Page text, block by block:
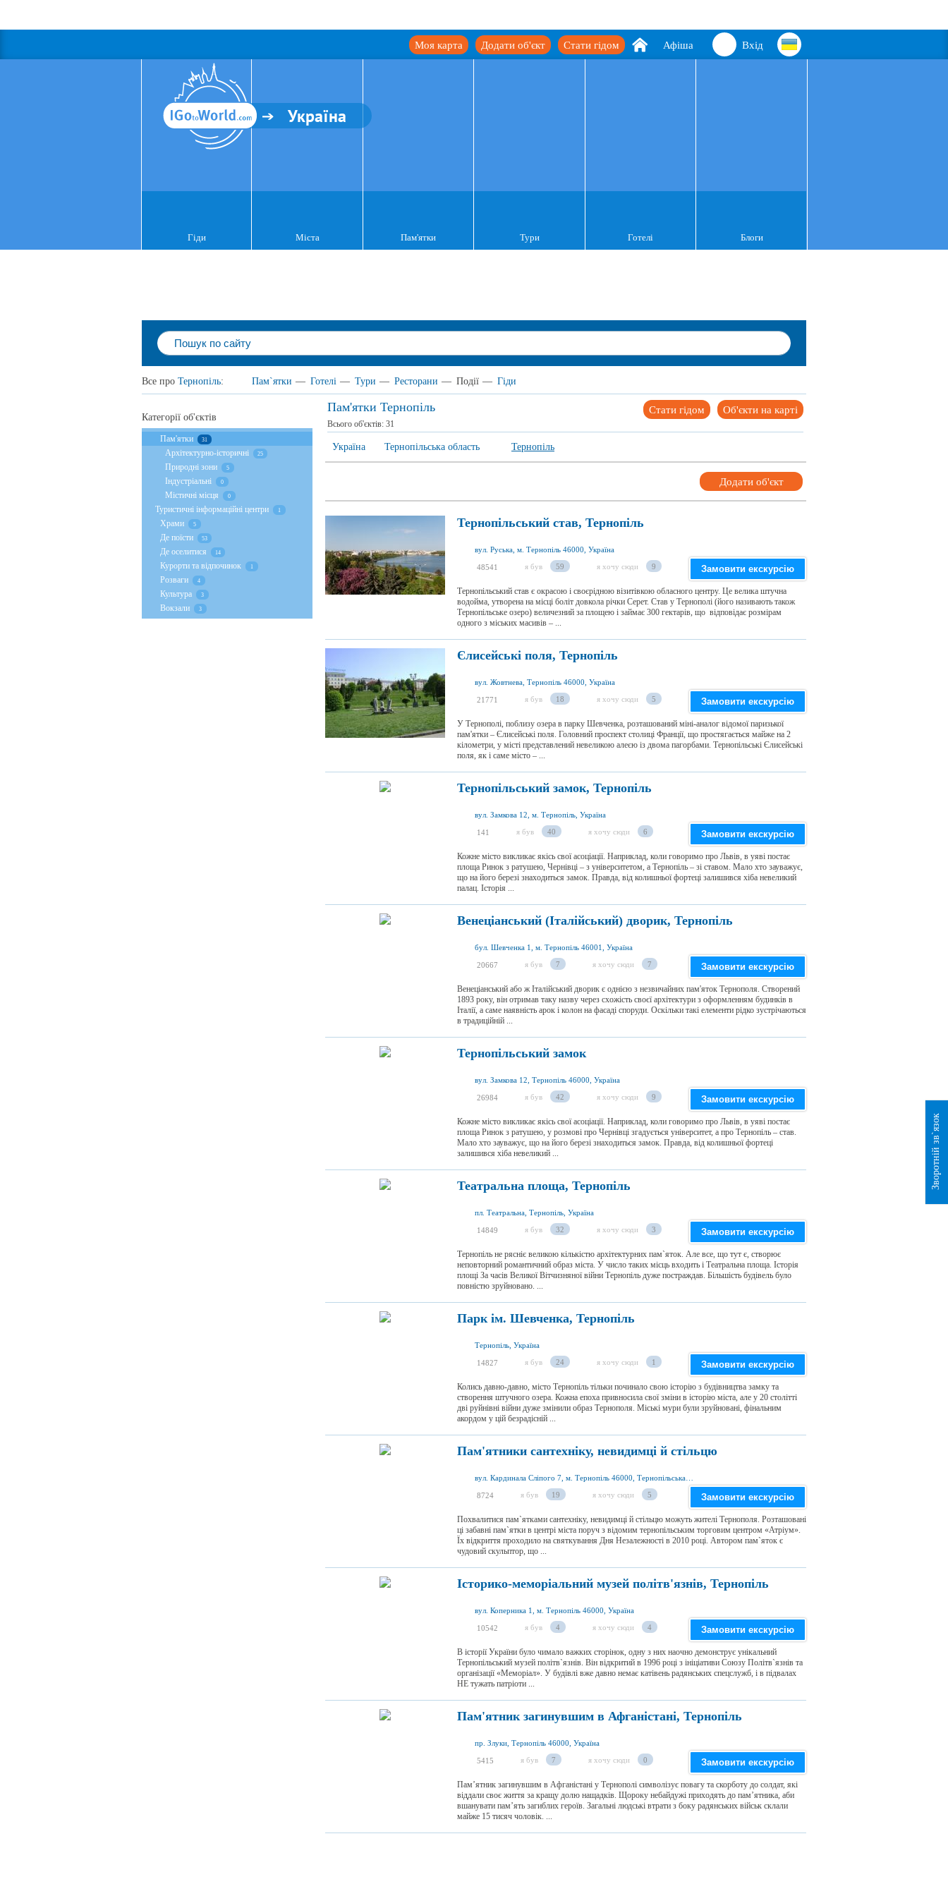
Вхід
Афіша
Стати гідом
Додати об'єкт
Моя карта
Україна
Гіди Міста Пам'ятки Тури Готелі Блоги
Все про Тернопіль: Пам`ятки — Готелі — Тури — Ресторани — Події — Гіди
Пам'ятки Тернопіль Об'єкти на карті
Стати гідом
Всього об'єктів: 31
Україна Тернопільська область Тернопіль
Додати об'єкт
Тернопільський став, Тернопіль
вул. Руська, м. Тернопіль 46000, Україна
48541 я був 59 я хочу сюди 9 Замовити екскурсію
Тернопільський став є окрасою і своєрідною візитівкою обласного центру. Це велика штучна
водойма, утворена на місці боліт довкола річки Серет. Став у Тернополі (його називають також
Тернопільське озеро) величезний за площею і займає 300 гектарів, що відповідає розмірам
одного з міських масивів – ...
Єлисейські поля, Тернопіль
вул. Жовтнева, Тернопіль 46000, Україна
21771 я був 18 я хочу сюди 5 Замовити екскурсію
У Тернополі, поблизу озера в парку Шевченка, розташований міні-аналог відомої паризької
пам'ятки – Єлисейські поля. Головний проспект столиці Франції, що простягається майже на 2
кілометри, у місті представлений невеликою алеєю із двома пагорбами. Тернопільські Єлисейські
поля, як і саме місто – ...
Тернопільський замок, Тернопіль
вул. Замкова 12, м. Тернопіль, Україна
141 я був 40 я хочу сюди 6 Замовити екскурсію
Кожне місто викликає якісь свої асоціації. Наприклад, коли говоримо про Львів, в уяві постає
площа Ринок з ратушею, Чернівці – з університетом, а Тернопіль – зі ставом. Мало хто зауважує,
що на його березі знаходиться замок. Правда, від колишньої фортеці залишився хіба невеликий
палац. Історія ...
Венеціанський (Італійський) дворик, Тернопіль
бул. Шевченка 1, м. Тернопіль 46001, Україна
20667 я був 7 я хочу сюди 7 Замовити екскурсію
Венеціанський або ж Італійський дворик є однією з незвичайних пам'яток Тернополя. Створений
1893 року, він отримав таку назву через схожість своєї архітектури з оформленням будинків в
Італії, а саме наявність арок і колон на фасаді споруди. Оскільки такі елементи рідко зустрічаються
в традиційній ...
Тернопільський замок
вул. Замкова 12, Тернопіль 46000, Україна
26984 я був 42 я хочу сюди 9 Замовити екскурсію
Кожне місто викликає якісь свої асоціації. Наприклад, коли говоримо про Львів, в уяві постає
площа Ринок з ратушею, у розмові про Чернівці згадується університет, а про Тернопіль – став.
Мало хто зауважує, що на його березі знаходиться замок. Правда, від колишньої фортеці
залишився хіба невеликий ...
Театральна площа, Тернопіль
пл. Театральна, Тернопіль, Україна
14849 я був 32 я хочу сюди 3 Замовити екскурсію
Тернопіль не рясніє великою кількістю архітектурних пам`яток. Але все, що тут є, створює
неповторний романтичний образ міста. У число таких місць входить і Театральна площа. Історія
площі За часів Великої Вітчизняної війни Тернопіль дуже постраждав. Більшість будівель було
повністю зруйновано. ...
Парк ім. Шевченка, Тернопіль
Тернопіль, Україна
14827 я був 24 я хочу сюди 1 Замовити екскурсію
Колись давно-давно, місто Тернопіль тільки починало свою історію з будівництва замку та
створення штучного озера. Кожна епоха привносила свої зміни в історію міста, але у 20 столітті
дві руйнівні війни дуже змінили образ Тернополя. Міські мури були зруйновані, фінальним
акордом у цій безрадісній ...
Пам'ятники сантехніку, невидимці й стільцю
8724 я був 19 я хочу сюди 5 Замовити екскурсію
Похвалитися пам`ятками сантехніку, невидимці й стільцю можуть жителі Тернополя. Розташовані
ці забавні пам`ятки в центрі міста поруч з відомим тернопільським торговим центром «Атріум».
Їх відкриття проходило на святкування Дня Незалежності в 2010 році. Автором пам`яток є
чудовий скульптор, що ...
Історико-меморіальний музей політв'язнів, Тернопіль
вул. Коперника 1, м. Тернопіль 46000, Україна
10542 я був 4 я хочу сюди 4 Замовити екскурсію
В історії України було чимало важких сторінок, одну з них наочно демонструє унікальний
Тернопільський музей політв`язнів. Він відкритий в 1996 році з ініціативи Союзу Політв`язнів та
організації «Меморіал». У будівлі вже давно немає катівень радянських спецслужб, і в підвалах
НЕ тужать патріоти ...
Пам'ятник загинувшим в Афганістані, Тернопіль
пр. Злуки, Тернопіль 46000, Україна
5415 я був 7 я хочу сюди 0 Замовити екскурсію
Пам’ятник загинувшим в Афганістані у Тернополі символізує повагу та скорботу до солдат, які
віддали своє життя за кращу долю нащадків. Щороку небайдужі приходять до пам’ятника, аби
вшанувати пам’ять загиблих героїв. Загальні людські втрати з боку радянських військ склали
майже 15 тисяч чоловік. ...
Категорії об'єктів
Пам'ятки 31
Архітектурно-історичні 25
Природні зони 5
Індустріальні 0
Містичні місця 0
Туристичні інформаційні центри 1
Храми 5
Де поїсти 53
Де оселитися 14
Курорти та відпочинок 1
Розваги 4
Культура 3
Вокзали 3
Зворотній зв`язок